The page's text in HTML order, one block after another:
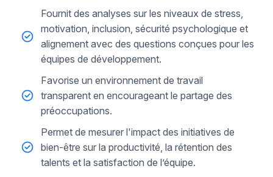
Fournit des analyses sur les niveaux de stress,
motivation, inclusion, sécurité psychologique et
alignement avec des questions conçues pour les
équipes de développement.
Favorise un environnement de travail
transparent en encourageant le partage des
préoccupations.
Permet de mesurer l'impact des initiatives de
bien-être sur la productivité, la rétention des
talents et la satisfaction de l’équipe.